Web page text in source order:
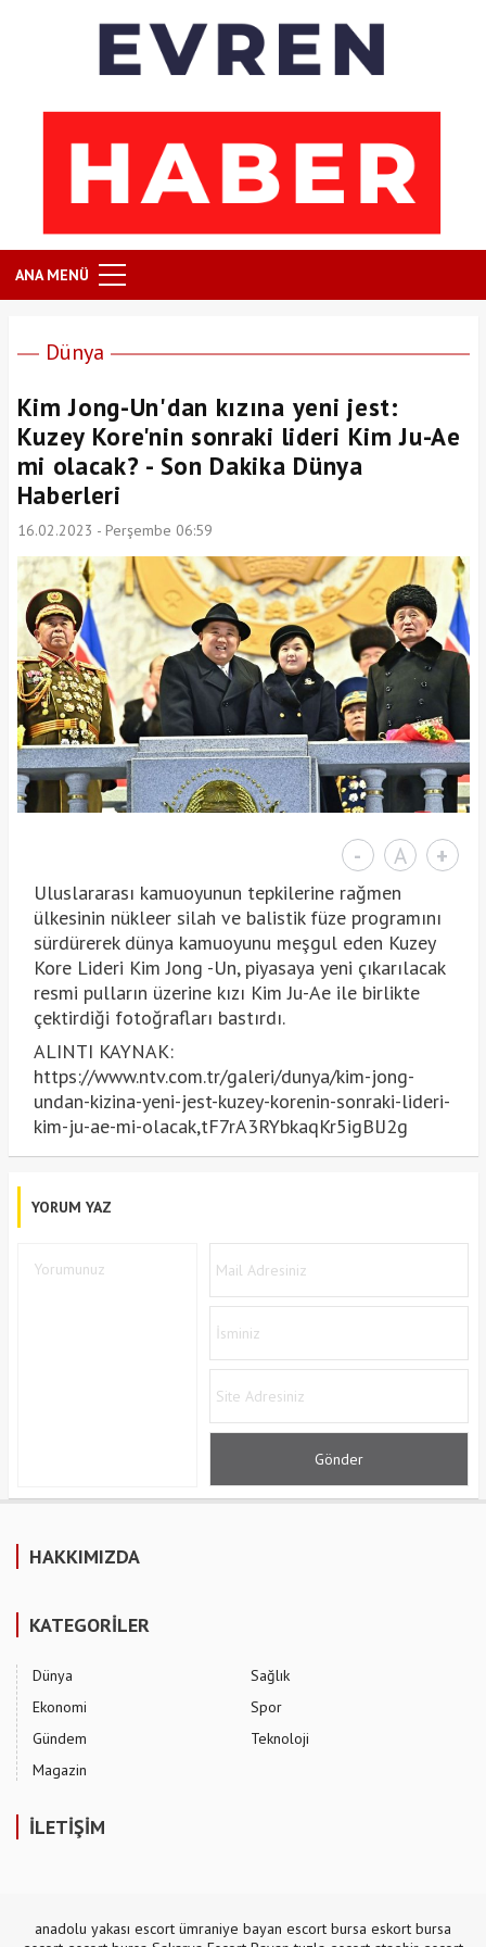
ANA MENÜ
Dünya
Kim Jong-Un'dan kızına yeni jest:
Kuzey Kore'nin sonraki lideri Kim Ju-Ae
mi olacak? - Son Dakika Dünya
Haberleri
16.02.2023 - Perşembe 06:59
- A +
Uluslararası kamuoyunun tepkilerine rağmen
ülkesinin nükleer silah ve balistik füze programını
sürdürerek dünya kamuoyunu meşgul eden Kuzey
Kore Lideri Kim Jong -Un, piyasaya yeni çıkarılacak
resmi pulların üzerine kızı Kim Ju-Ae ile birlikte
çektirdiği fotoğrafları bastırdı.
ALINTI KAYNAK:
https://www.ntv.com.tr/galeri/dunya/kim-jong-
undan-kizina-yeni-jest-kuzey-korenin-sonraki-lideri-
kim-ju-ae-mi-olacak,tF7rA3RYbkaqKr5igBlJ2g
YORUM YAZ
HAKKIMIZDA
KATEGORİLER
Dünya
Ekonomi
Gündem
Magazin
Sağlık
Spor
Teknoloji
İLETİŞİM
anadolu yakası escort ümraniye bayan escort bursa eskort bursa